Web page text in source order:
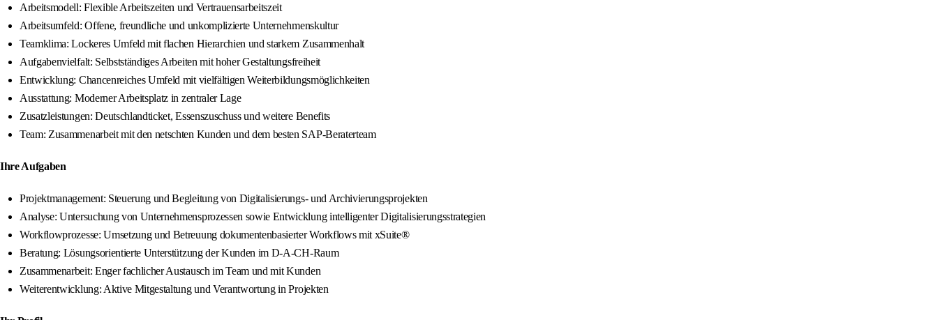
Arbeitsmodell: Flexible Arbeitszeiten und Vertrauensarbeitszeit
Arbeitsumfeld: Offene, freundliche und unkomplizierte Unternehmenskultur
Teamklima: Lockeres Umfeld mit flachen Hierarchien und starkem Zusammenhalt
Aufgabenvielfalt: Selbstständiges Arbeiten mit hoher Gestaltungsfreiheit
Entwicklung: Chancenreiches Umfeld mit vielfältigen Weiterbildungsmöglichkeiten
Ausstattung: Moderner Arbeitsplatz in zentraler Lage
Zusatzleistungen: Deutschlandticket, Essenszuschuss und weitere Benefits
Team: Zusammenarbeit mit den netschten Kunden und dem besten SAP-Beraterteam
Ihre Aufgaben
Projektmanagement: Steuerung und Begleitung von Digitalisierungs- und Archivierungsprojekten
Analyse: Untersuchung von Unternehmensprozessen sowie Entwicklung intelligenter Digitalisierungsstrategien
Workflowprozesse: Umsetzung und Betreuung dokumentenbasierter Workflows mit xSuite®
Beratung: Lösungsorientierte Unterstützung der Kunden im D-A-CH-Raum
Zusammenarbeit: Enger fachlicher Austausch im Team und mit Kunden
Weiterentwicklung: Aktive Mitgestaltung und Verantwortung in Projekten